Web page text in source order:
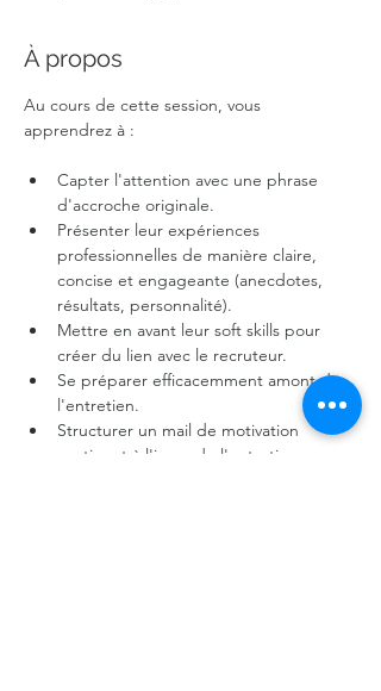
À propos
Au cours de cette session, vous
apprendrez à :
Capter l'attention avec une phrase
d'accroche originale.
Présenter leur expériences
professionnelles de manière claire,
concise et engageante (anecdotes,
résultats, personnalité).
Mettre en avant leur soft skills pour
créer du lien avec le recruteur.
Se préparer efficacemment amont de
l'entretien.
Structurer un mail de motivation
pertinent à l'issue de l'entretien.